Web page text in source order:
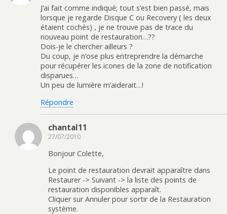
J’ai fait comme indiqué; tout s’est bien passé, mais
lorsque je regarde Disque C ou Recovery ( les deux
étaient cochés) , je ne trouve pas de trace du
nouveau point de restauration…??
Dois-je le chercher ailleurs ?
Du coup, je n’ose plus entreprendre la démarche
pour récupérer les icones de la zone de notification
disparues…
Un peu de lumière m’aiderait…!
Répondre
chantal11
27/07/2010
Bonjour Colette,
Le point de restauration devrait apparaître dans
Restaurer -> Suivant -> la liste des points de
restauration disponibles apparaît.
Cliquer sur Annuler pour sortir de la Restauration
système.